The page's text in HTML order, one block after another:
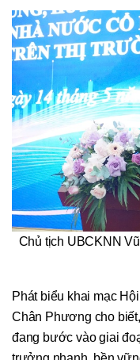
Chủ tịch UBCKNN
Phát biểu khai mạc
Chân Phương cho
đang bước vào giai